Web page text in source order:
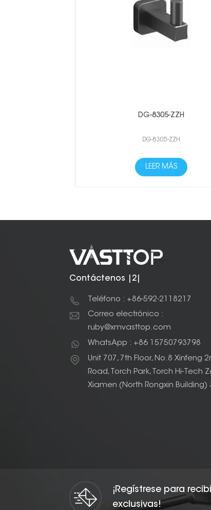
DG-8305-ZZH
DG-8305-ZZH
LEER MÁS
Contáctenos |2|
Teléfono : +86-592-2118217
Correo electrónico :
ruby@xmvasttop.com
WhatsApp : +86 15750793798
Unit 707, 7th Floor, No.8 Xinfeng
Road, Torch Park, Torch Hi-Tech
Xiamen (North Rongxin Building)
¡Regístrese para
exclusivas!